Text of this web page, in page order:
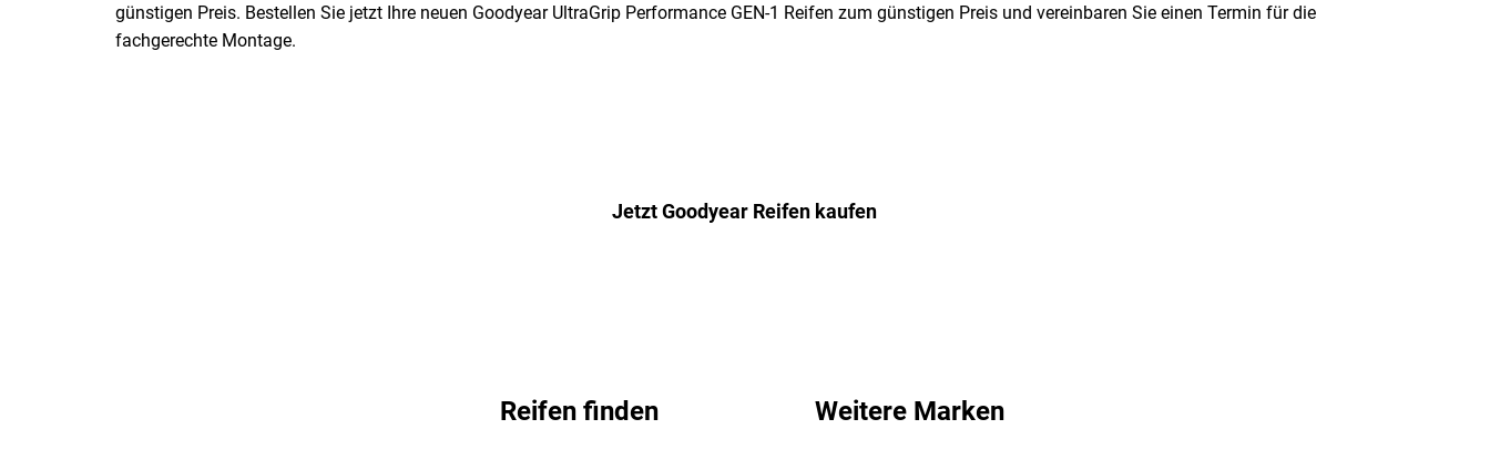
günstigen Preis. Bestellen Sie jetzt Ihre neuen Goodyear UltraGrip Performance GEN-1 Reifen zum günstigen Preis und vereinbaren Sie einen Termin für die
fachgerechte Montage.
Jetzt Goodyear Reifen kaufen
Reifen finden Weitere Marken